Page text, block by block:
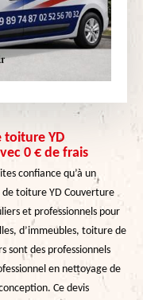
toiture YD
0 € de frais
confiance qu’à un
de toiture YD Couverture
et professionnels pour
d’immeubles, toiture de
sont des professionnels
en nettoyage de
Ce devis